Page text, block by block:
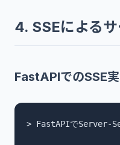
4. SSEによる
FastAPIでのSSE
> FastAPIでServer-